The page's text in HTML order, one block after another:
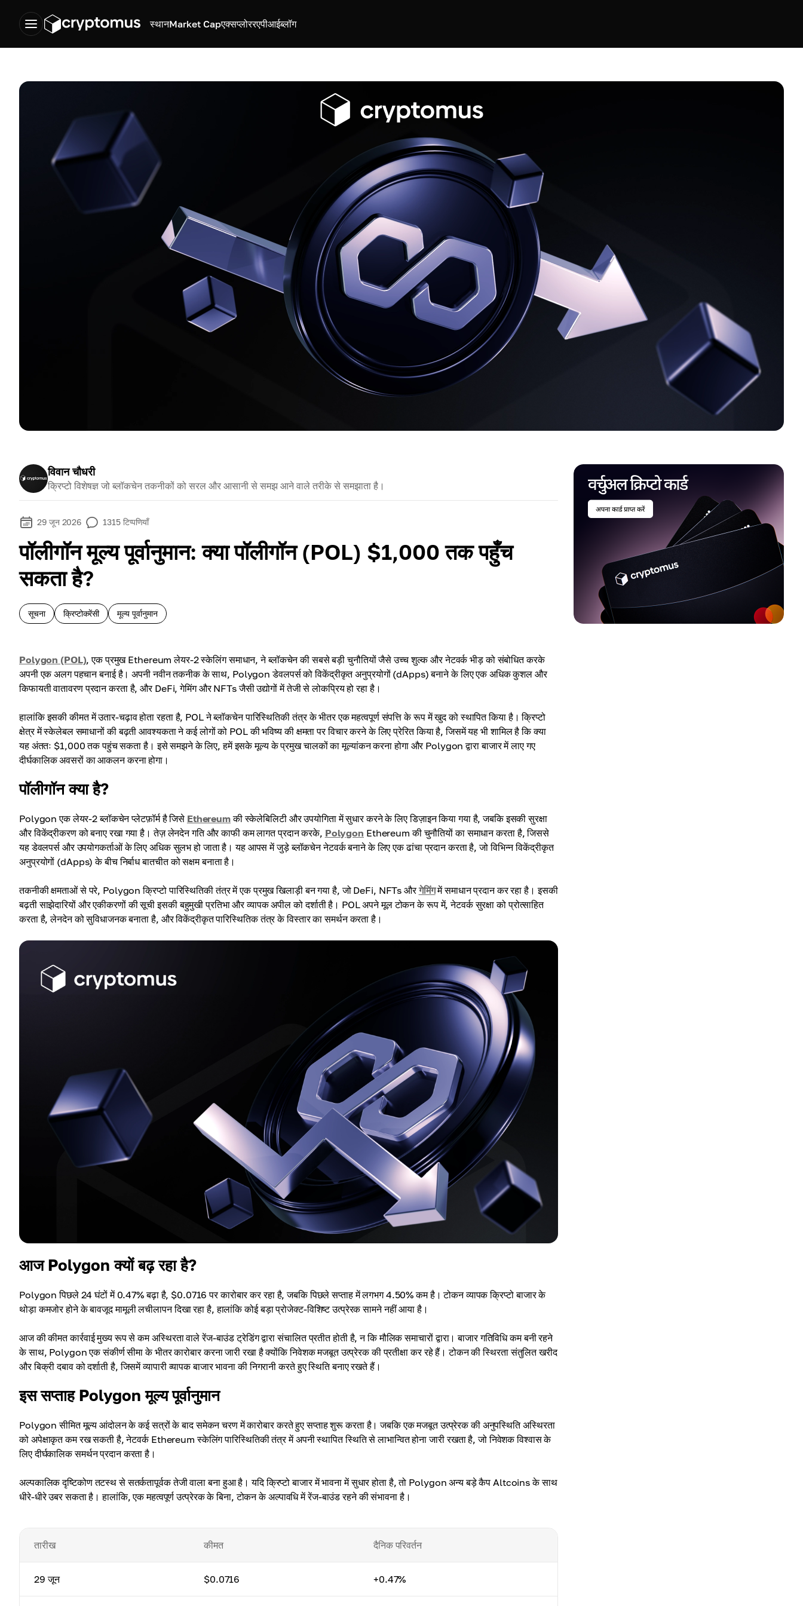
स्थानMarket Capएक्सप्लोररएपीआईब्लॉग
विवान चौधरी
क्रिप्टो विशेषज्ञ जो ब्लॉकचेन तकनीकों को सरल और आसानी से समझ आने वाले तरीके से समझाता है।
29 जून 2026 1315 टिप्पणियाँ
पॉलीगॉन मूल्य पूर्वानुमान: क्या पॉलीगॉन (POL) $1,000 तक पहुँच
सकता है?
सूचना क्रिप्टोकरेंसी मूल्य पूर्वानुमान
Polygon (POL), एक प्रमुख Ethereum लेयर-2 स्केलिंग समाधान, ने ब्लॉकचेन की सबसे बड़ी चुनौतियों जैसे उच्च शुल्क और नेटवर्क भीड़ को संबोधित करके
अपनी एक अलग पहचान बनाई है। अपनी नवीन तकनीक के साथ, Polygon डेवलपर्स को विकेंद्रीकृत अनुप्रयोगों (dApps) बनाने के लिए एक अधिक कुशल और
किफायती वातावरण प्रदान करता है, और DeFi, गेमिंग और NFTs जैसी उद्योगों में तेजी से लोकप्रिय हो रहा है।
हालांकि इसकी कीमत में उतार-चढ़ाव होता रहता है, POL ने ब्लॉकचेन पारिस्थितिकी तंत्र के भीतर एक महत्वपूर्ण संपत्ति के रूप में खुद को स्थापित किया है। क्रिप्टो
क्षेत्र में स्केलेबल समाधानों की बढ़ती आवश्यकता ने कई लोगों को POL की भविष्य की क्षमता पर विचार करने के लिए प्रेरित किया है, जिसमें यह भी शामिल है कि क्या
यह अंततः $1,000 तक पहुंच सकता है। इसे समझने के लिए, हमें इसके मूल्य के प्रमुख चालकों का मूल्यांकन करना होगा और Polygon द्वारा बाजार में लाए गए
दीर्घकालिक अवसरों का आकलन करना होगा।
पॉलीगॉन क्या है?
Polygon एक लेयर-2 ब्लॉकचेन प्लेटफ़ॉर्म है जिसे Ethereumकी स्केलेबिलिटी और उपयोगिता में सुधार करने के लिए डिज़ाइन किया गया है, जबकि इसकी सुरक्षा
और विकेंद्रीकरण को बनाए रखा गया है। तेज़ लेनदेन गति और काफी कम लागत प्रदान करके, Polygon Ethereum की चुनौतियों का समाधान करता है, जिससे
यह डेवलपर्स और उपयोगकर्ताओं के लिए अधिक सुलभ हो जाता है। यह आपस में जुड़े ब्लॉकचेन नेटवर्क बनाने के लिए एक ढांचा प्रदान करता है, जो विभिन्न विकेंद्रीकृत
अनुप्रयोगों (dApps) के बीच निर्बाध बातचीत को सक्षम बनाता है।
तकनीकी क्षमताओं से परे, Polygon क्रिप्टो पारिस्थितिकी तंत्र में एक प्रमुख खिलाड़ी बन गया है, जो DeFi, NFTs औरगेमिंगमें समाधान प्रदान कर रहा है। इसकी
बढ़ती साझेदारियों और एकीकरणों की सूची इसकी बहुमुखी प्रतिभा और व्यापक अपील को दर्शाती है। POL अपने मूल टोकन के रूप में, नेटवर्क सुरक्षा को प्रोत्साहित
करता है, लेनदेन को सुविधाजनक बनाता है, और विकेंद्रीकृत पारिस्थितिक तंत्र के विस्तार का समर्थन करता है।
आज Polygon क्यों बढ़ रहा है?
Polygon पिछले 24 घंटों में 0.47% बढ़ा है, $0.0716 पर कारोबार कर रहा है, जबकि पिछले सप्ताह में लगभग 4.50% कम है। टोकन व्यापक क्रिप्टो बाजार के
थोड़ा कमजोर होने के बावजूद मामूली लचीलापन दिखा रहा है, हालांकि कोई बड़ा प्रोजेक्ट-विशिष्ट उत्प्रेरक सामने नहीं आया है।
आज की कीमत कार्रवाई मुख्य रूप से कम अस्थिरता वाले रेंज-बाउंड ट्रेडिंग द्वारा संचालित प्रतीत होती है, न कि मौलिक समाचारों द्वारा। बाजार गतिविधि कम बनी रहने
के साथ, Polygon एक संकीर्ण सीमा के भीतर कारोबार करना जारी रखा है क्योंकि निवेशक मजबूत उत्प्रेरक की प्रतीक्षा कर रहे हैं। टोकन की स्थिरता संतुलित खरीद
और बिक्री दबाव को दर्शाती है, जिसमें व्यापारी व्यापक बाजार भावना की निगरानी करते हुए स्थिति बनाए रखते हैं।
इस सप्ताह Polygon मूल्य पूर्वानुमान
Polygon सीमित मूल्य आंदोलन के कई सत्रों के बाद समेकन चरण में कारोबार करते हुए सप्ताह शुरू करता है। जबकि एक मजबूत उत्प्रेरक की अनुपस्थिति अस्थिरता
को अपेक्षाकृत कम रख सकती है, नेटवर्क Ethereum स्केलिंग पारिस्थितिकी तंत्र में अपनी स्थापित स्थिति से लाभान्वित होना जारी रखता है, जो निवेशक विश्वास के
लिए दीर्घकालिक समर्थन प्रदान करता है।
अल्पकालिक दृष्टिकोण तटस्थ से सतर्कतापूर्वक तेजी वाला बना हुआ है। यदि क्रिप्टो बाजार में भावना में सुधार होता है, तो Polygon अन्य बड़े कैप Altcoins के साथ
धीरे-धीरे उबर सकता है। हालांकि, एक महत्वपूर्ण उत्प्रेरक के बिना, टोकन के अल्पावधि में रेंज-बाउंड रहने की संभावना है।
तारीख कीमत दैनिक परिवर्तन
29 जून $0.0716 +0.47%